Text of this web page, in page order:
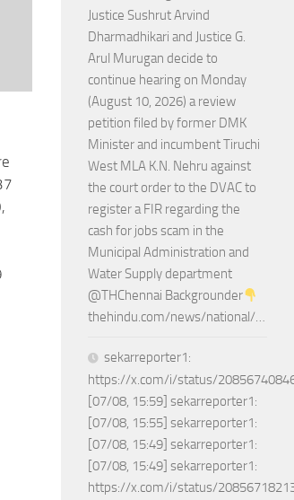
Justice Sushrut Arvind
Dharmadhikari and Justice G.
Arul Murugan decide to
continue hearing on Monday
(August 10, 2026) a review
petition filed by former DMK
Minister and incumbent Tiruchi
West MLA K.N. Nehru against
the court order to the DVAC to
register a FIR regarding the
cash for jobs scam in the
Municipal Administration and
Water Supply department
@THChennai Backgrounder
thehindu.com/news/national/…
sekarreporter1:
https://x.com/i/status/
[07/08, 15:59] sekarreporter1:
[07/08, 15:55] sekarreporter1:
[07/08, 15:49] sekarreporter1:
[07/08, 15:49] sekarreporter1:
https://x.com/i/status/